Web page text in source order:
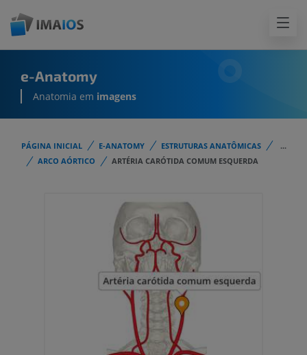
e-Anatomy
Anatomia em imagens
PÁGINA INICIAL E-ANATOMY ESTRUTURAS ANATÔMICAS
...
ARCO AÓRTICO
ARTÉRIA CARÓTIDA COMUM ESQUERDA